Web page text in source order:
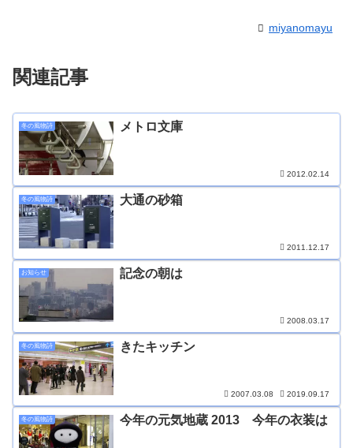
miyanomayu
関連記事
冬の風物詩 メトロ文庫
2012.02.14
冬の風物詩 大通の砂箱
2011.12.17
お知らせ 記念の朝は
2008.03.17
冬の風物詩 きたキッチン
2007.03.08 2019.09.17
冬の風物詩 今年の元気地蔵 2013 今年の衣装は